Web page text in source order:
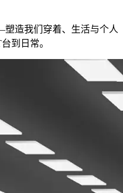
造我们穿着、生活与个人
到日常。